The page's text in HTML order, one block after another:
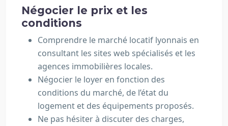
Négocier le prix et les
conditions
Comprendre le marché locatif lyonnais en
consultant les sites web spécialisés et les
agences immobilières locales.
Négocier le loyer en fonction des
conditions du marché, de l’état du
logement et des équipements proposés.
Ne pas hésiter à discuter des charges,